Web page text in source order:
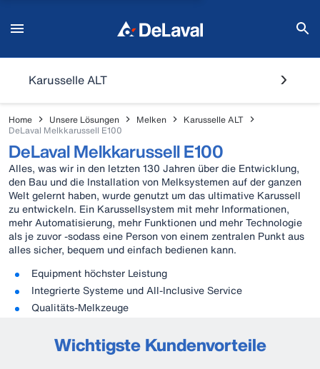
Karusselle ALT
Home Unsere Lösungen Melken
Karusselle ALT
DeLaval Melkkarussell E100
DeLaval Melkkarussell E100
Alles, was wir in den letzten 130 Jahren über die Entwicklung,
den Bau und die Installation von Melksystemen auf der ganzen
Welt gelernt haben, wurde genutzt um das ultimative Karussell
zu entwickeln. Ein Karussellsystem mit mehr Informationen,
mehr Automatisierung, mehr Funktionen und mehr Technologie
als je zuvor -sodass eine Person von einem zentralen Punkt aus
alles sicher, bequem und einfach bedienen kann.
Equipment höchster Leistung
Integrierte Systeme und All-Inclusive Service
Qualitäts-Melkzeuge
Wichtigste Kundenvorteile